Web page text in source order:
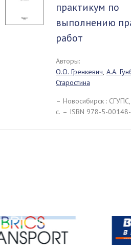
практикум по
выполнению
работ
Авторы:
О.О. Гренкевич, А.А.
Старостина
– Новосибирск :
c. – ISBN 978-5-